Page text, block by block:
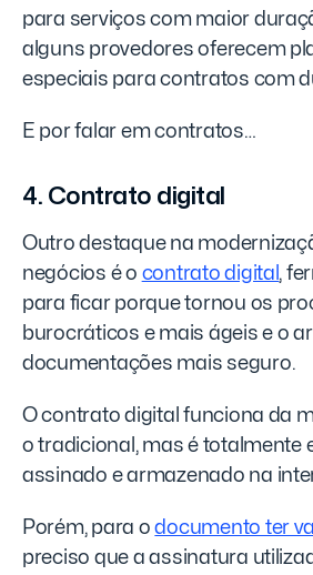
para serviços com maior
alguns provedores oferecem
especiais para contratos com
E por falar em contratos…
4. Contrato digital
Outro destaque na
negócios é o contrato digital ,
para ficar porque tornou os
burocráticos e mais ágeis e o
documentações mais seguro.
O contrato digital funciona da
o tradicional, mas é totalmente
assinado e armazenado na
Porém, para odocumento ter
preciso que a assinatura